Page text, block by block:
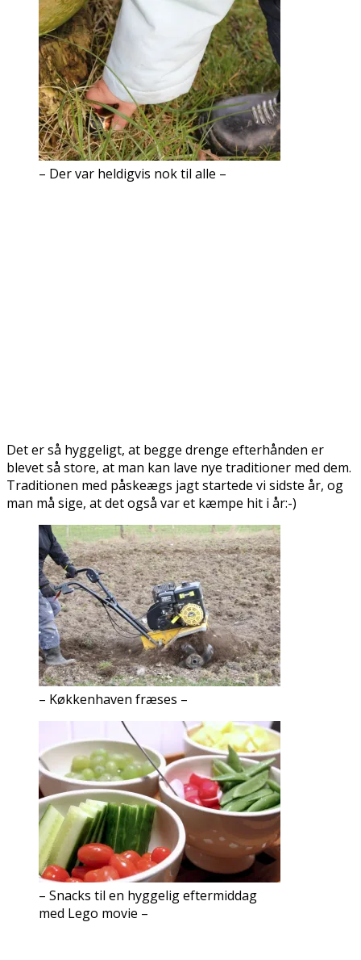
– Der var heldigvis nok til alle –
Det er så hyggeligt, at begge drenge efterhånden er
blevet så store, at man kan lave nye traditioner med dem.
Traditionen med påskeægs jagt startede vi sidste år, og
man må sige, at det også var et kæmpe hit i år:-)
– Køkkenhaven fræses –
– Snacks til en hyggelig eftermiddag
med Lego movie –